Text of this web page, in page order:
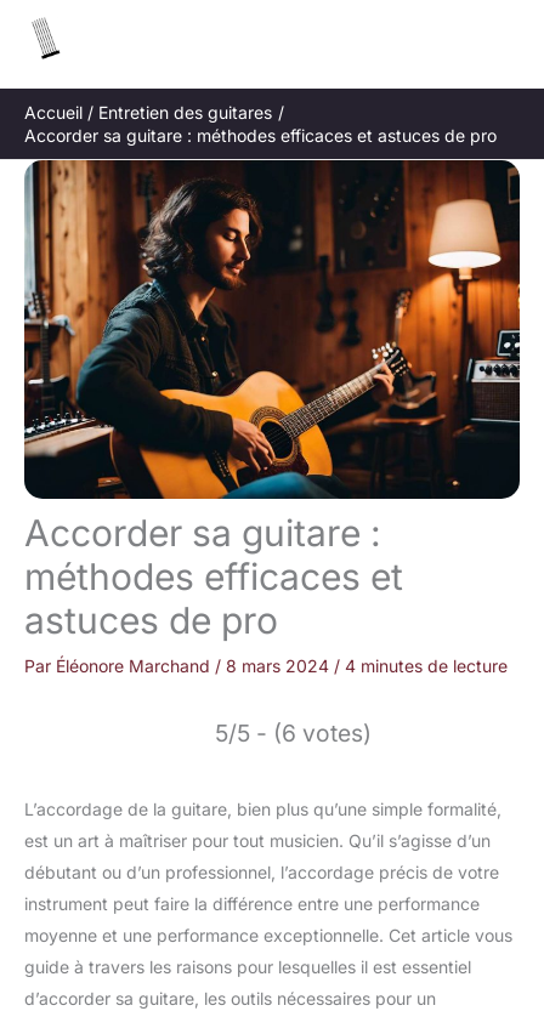
Accueil
Entretien des guitares
Accorder sa guitare : méthodes efficaces et astuces de pro
Accorder sa guitare :
méthodes efficaces et
astuces de pro
Par Éléonore Marchand / 8 mars 2024 / 4 minutes de lecture
5/5 - (6 votes)
L’accordage de la guitare, bien plus qu’une simple formalité,
est un art à maîtriser pour tout musicien. Qu’il s’agisse d’un
débutant ou d’un professionnel, l’accordage précis de votre
instrument peut faire la différence entre une performance
moyenne et une performance exceptionnelle. Cet article vous
guide à travers les raisons pour lesquelles il est essentiel
d’accorder sa guitare, les outils nécessaires pour un
h
e
r